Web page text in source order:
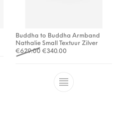
Buddha to Buddha Armband
Nathalie Small Textuur Zilver
€629.00 Oorspronkelijke prijs was:
€340.00